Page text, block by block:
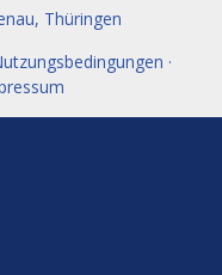
Thüringen
·